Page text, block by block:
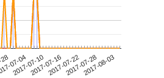
07-04
2017-07-102017-07-162017-07-222017-07-282017-08-03